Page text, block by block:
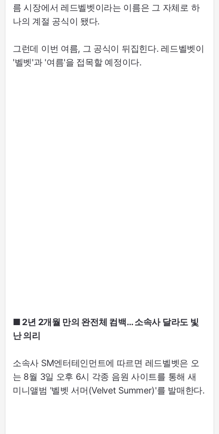
름 시장에서 레드벨벳이라는 이름은 그 자체로 하
나의 계절 공식이 됐다.
그런데 이번 여름, 그 공식이 뒤집힌다. 레드벨벳이
'벨벳'과 '여름'을 접목할 예정이다.
■ 2년 2개월 만의 완전체 컴백… 소속사 달라도 빛
난 의리
소속사 SM엔터테인먼트에 따르면 레드벨벳은 오
는 8월 3일 오후 6시 각종 음원 사이트를 통해 새
미니앨범 '벨벳 서머(Velvet Summer)'를 발매한다.